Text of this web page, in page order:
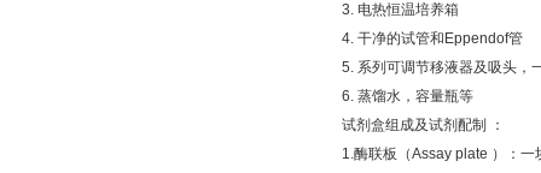
3. 电热恒温培养箱
4. 干净的试管和 Eppendof管
5. 系列可调节移液器及吸头，
6. 蒸馏水，容量瓶等
试剂盒组成及试剂配制
：
1.酶联板（Assay plate ）：一